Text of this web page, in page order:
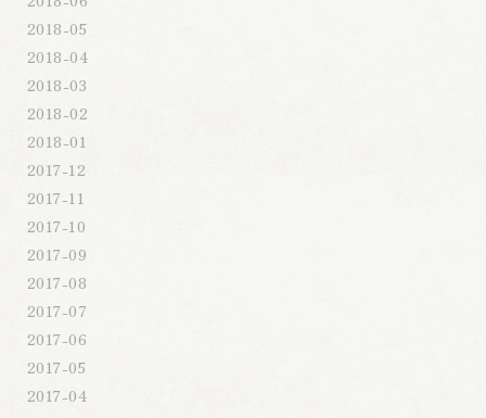
2018-05
2018-04
2018-03
2018-02
2018-01
2017-12
2017-11
2017-10
2017-09
2017-08
2017-07
2017-06
2017-05
2017-04